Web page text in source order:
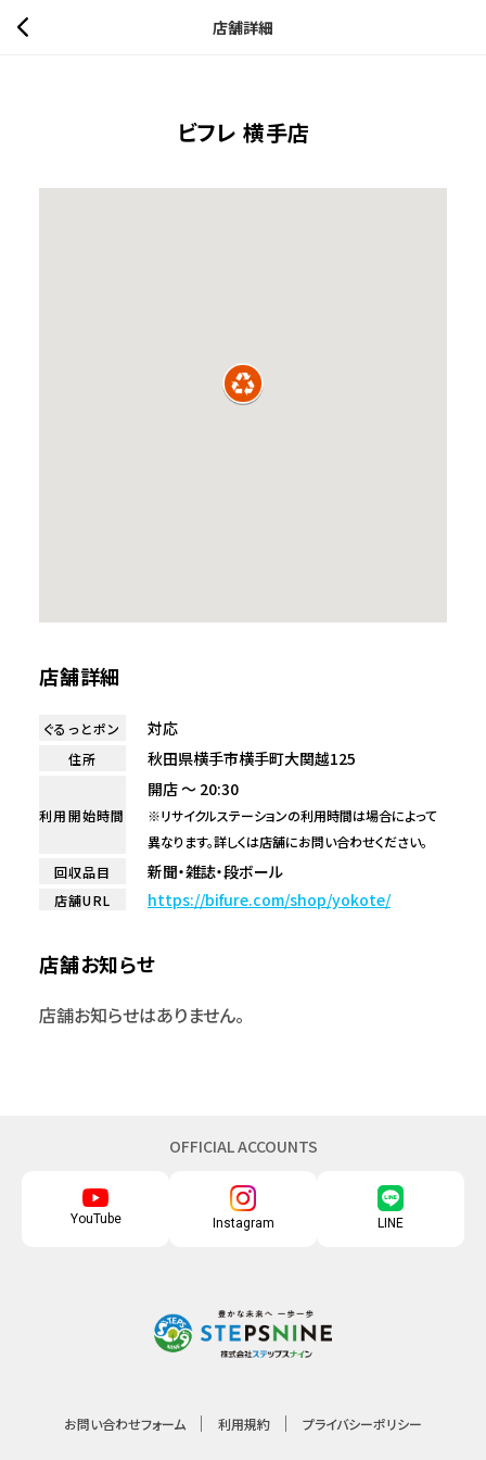
店舗詳細
ビフレ 横手店
店舗詳細
ぐるっとポン 対応
住所 秋田県横手市横手町大関越125
利用開始時間
開店 ～ 20:30
※リサイクルステーションの利用時間は場合によって
異なります。詳しくは店舗にお問い合わせください。
回収品目
新聞・雑誌・段ボール
店舗URL https://bifure.com/shop/yokote/
店舗お知らせ
店舗お知らせはありません。
OFFICIAL ACCOUNTS
YouTube Instagram LINE
お問い合わせフォーム 利用規約 プライバシーポリシー